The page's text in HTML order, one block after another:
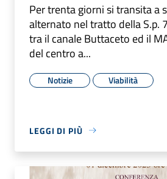
Per trenta giorni si transita a
alternato nel tratto della S.p.
tra il canale Buttaceto ed il
del centro a...
Notizie Viabilità
LEGGI DI PIÙ